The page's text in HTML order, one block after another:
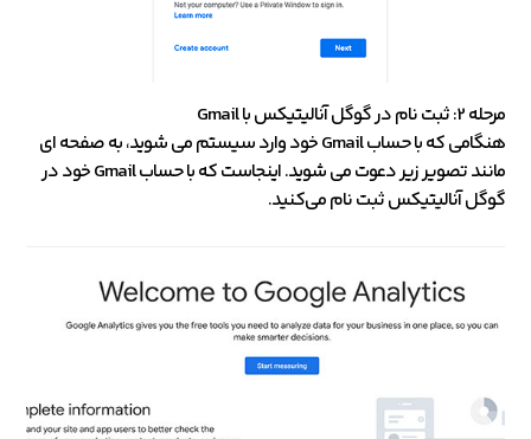
مرحله 2: ثبت نام در گوگل آنالیتیکس با Gmail
هنگامی که با حساب Gmail خود وارد سیستم می شوید، به صفحه ای
مانند تصویر زیر دعوت می شوید. اینجاست که با حساب Gmail خود در
گوگل آنالیتیکس ثبت نام می‌کنید.